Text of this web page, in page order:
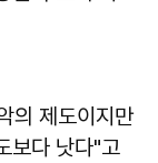
의 제도이지만
보다 낫다"고